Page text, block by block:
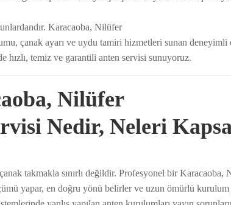
Karacaoba, Nilüfer
çanak ayarı ve uydu tamiri hizmetleri sunan
hızlı, temiz ve garantili anten servisi sunuyoruz.
Nilüfer
Nedir, Neleri
takmakla sınırlı değildir. Profesyonel bir Karacaoba,
yapar, en doğru yönü belirler ve uzun ömürlü